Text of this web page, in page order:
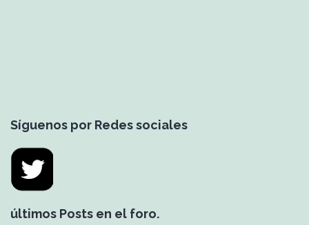
Síguenos por Redes sociales
últimos Posts en el foro.